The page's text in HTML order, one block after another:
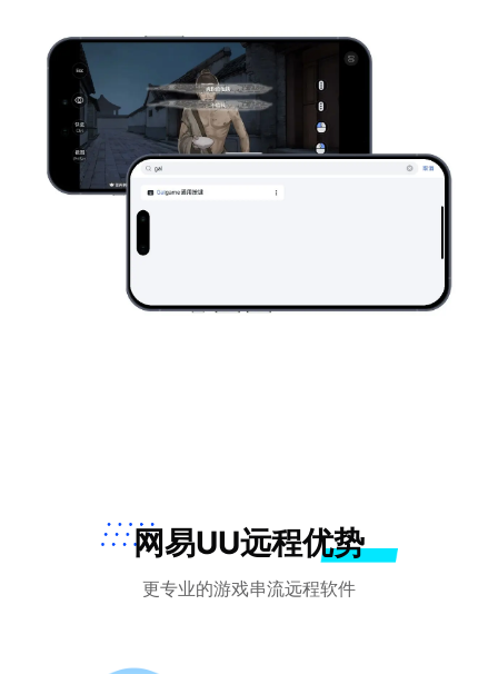
网易UU远程优势
更专业的游戏串流远程软件